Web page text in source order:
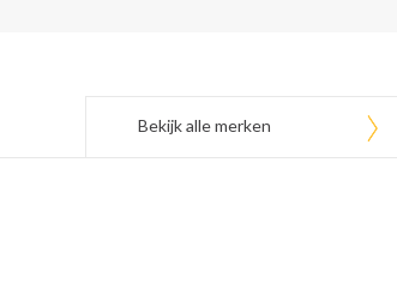
Bekijk alle merken